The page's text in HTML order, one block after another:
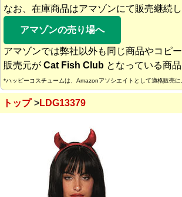
なお、在庫商品はアマゾンにて販売継続し
アマゾンの売り場へ
アマゾンでは弊社以外も同じ商品やコピ
販売元が Cat Fish Club となっている商
*ハッピーコスチュームは、Amazonアソシエイトとして適格販売に
トップ LDG13379